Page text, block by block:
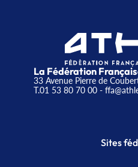
La Fédération
33 Avenue Pierre de
T.01 53 80 70 00-
Sites